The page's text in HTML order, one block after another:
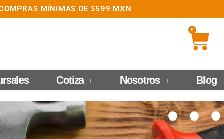
MÍNIMAS DE $599 MXN
0
Cotiza Nosotros Blog